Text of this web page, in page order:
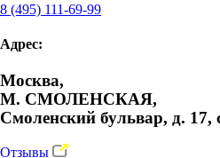
8 (495) 111-69-99
Адрес:
Москва,
М. СМОЛЕНСКАЯ,
Смоленский бульвар, д. 17,
Отзывы